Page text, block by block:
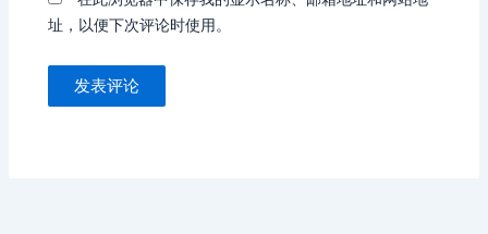
址，以便下次评论时使用。